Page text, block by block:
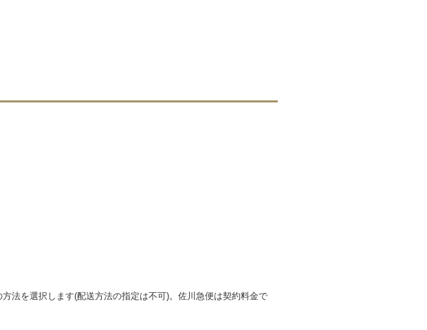
法を選択します(配送方法の指定は不可)。佐川急便は契約料金で